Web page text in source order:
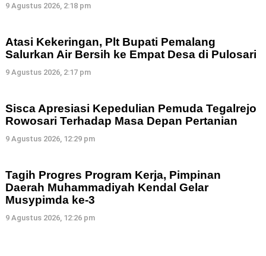
9 Agustus 2026, 2:18 pm
Atasi Kekeringan, Plt Bupati Pemalang
Salurkan Air Bersih ke Empat Desa di Pulosari
9 Agustus 2026, 2:17 pm
Sisca Apresiasi Kepedulian Pemuda Tegalrejo
Rowosari Terhadap Masa Depan Pertanian
9 Agustus 2026, 12:29 pm
Tagih Progres Program Kerja, Pimpinan
Daerah Muhammadiyah Kendal Gelar
Musypimda ke-3
9 Agustus 2026, 12:26 pm